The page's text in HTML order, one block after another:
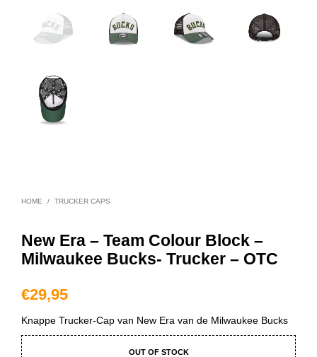
HOME / TRUCKER CAPS
New Era – Team Colour Block –
Milwaukee Bucks- Trucker – OTC
€29,95
Knappe Trucker-Cap van New Era van de Milwaukee Bucks
OUT OF STOCK